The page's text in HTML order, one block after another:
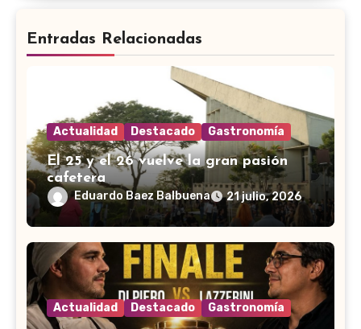
Entradas Relacionadas
Actualidad Destacado Gastronomía
El 25 y el 26 vuelve la gran pasión
cafetera
Eduardo Baez Balbuena 21 julio, 2026
Actualidad Destacado Gastronomía